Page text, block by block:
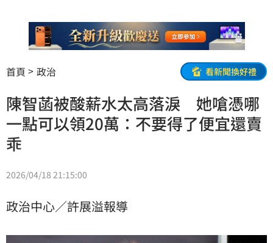
首頁 政治 看新聞換好禮
陳智菡被酸薪水太高落淚 她嗆憑哪
一點可以領20萬：不要得了便宜還賣
乖
2026/04/18 21:15:00
政治中心／許展溢報導